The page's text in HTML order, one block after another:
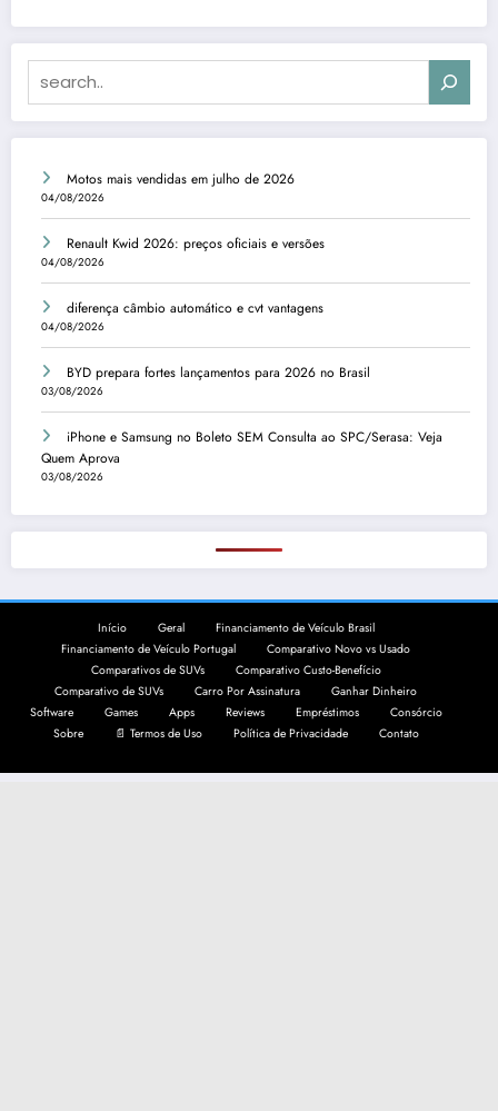
Motos mais vendidas em julho de 2026
04/08/2026
Renault Kwid 2026: preços oficiais e versões
04/08/2026
diferença câmbio automático e cvt vantagens
04/08/2026
BYD prepara fortes lançamentos para 2026 no Brasil
03/08/2026
iPhone e Samsung no Boleto SEM Consulta ao SPC/Serasa: Veja
Quem Aprova
03/08/2026
Início Geral
Financiamento de Veículo Brasil
Financiamento de Veículo Portugal
Comparativo Novo vs Usado
Comparativos de SUVs
Comparativo Custo-Benefício
Comparativo de SUVs
Carro Por Assinatura
Ganhar Dinheiro
Software
Games Apps Reviews Empréstimos
Consórcio
Sobre
📄 Termos de Uso Política de Privacidade Contato